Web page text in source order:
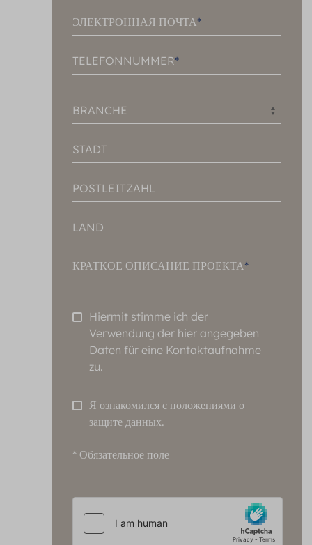
ЭЛЕКТРОННАЯ ПОЧТА
TELEFONNUMMER
BRANCHE
STADT
POSTLEITZAHL
LAND
КРАТКОЕ ОПИСАНИЕ ПРОЕКТА
Hiermit stimme ich der
Verwendung der hier angegeben
Daten für eine Kontaktaufnahme
zu.
Я ознакомился с положениями о
защите данных.
* Обязательное поле